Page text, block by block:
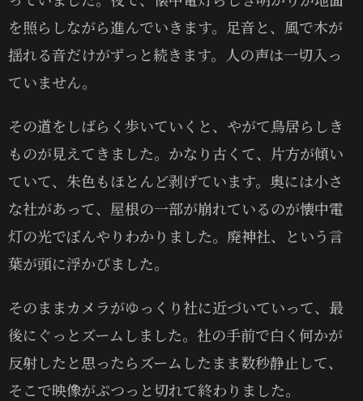
を照らしながら進んでいきます。足音と、風で木が
揺れる音だけがずっと続きます。人の声は一切入っ
ていません。
その道をしばらく歩いていくと、やがて鳥居らしき
ものが見えてきました。かなり古くて、片方が傾い
ていて、朱色もほとんど剥げています。奥には小さ
な社があって、屋根の一部が崩れているのが懐中電
灯の光でぼんやりわかりました。廃神社、という言
葉が頭に浮かびました。
そのままカメラがゆっくり社に近づいていって、最
後にぐっとズームしました。社の手前で白く何かが
反射したと思ったらズームしたまま数秒静止して、
そこで映像がぷつっと切れて終わりました。